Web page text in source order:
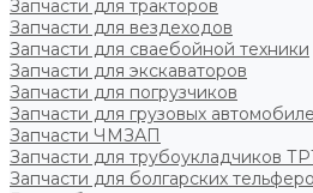
Запчасти для тракторов
Запчасти для вездеходов
Запчасти для сваебойной техники
Запчасти для экскаваторов
Запчасти для погрузчиков
Запчасти для грузовых
Запчасти ЧМЗАП
Запчасти для трубоукладчиков
Запчасти для болгарских